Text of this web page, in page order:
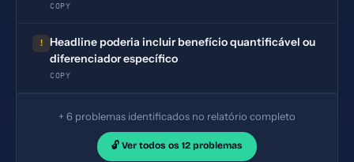
COPY
!
Headline poderia incluir benefício quantificável ou
diferenciador específico
COPY
+ 6 problemas identificados no relatório completo
🔓 Ver todos os 12 problemas